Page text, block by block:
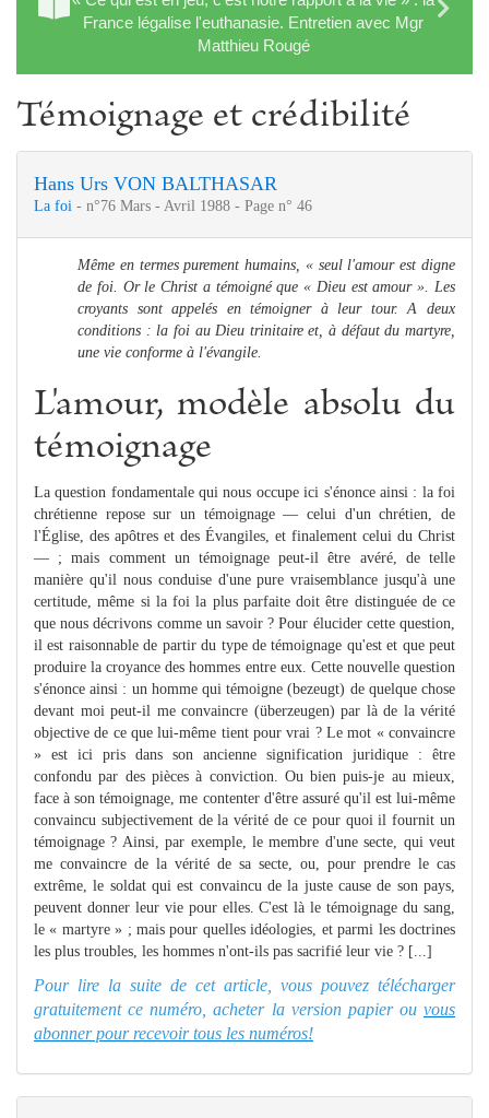
France légalise l'euthanasie. Entretien avec Mgr
Matthieu Rougé
Témoignage et crédibilité
Hans Urs VON BALTHASAR
La foi - n°76 Mars - Avril 1988 - Page n° 46
Même en termes purement humains, « seul l'amour est digne
de foi. Or le Christ a témoigné que « Dieu est amour ». Les
croyants sont appelés en témoigner à leur tour. A deux
conditions : la foi au Dieu trinitaire et, à défaut du martyre,
une vie conforme à l'évangile.
L'amour, modèle absolu du
témoignage
La question fondamentale qui nous occupe ici s'énonce ainsi : la foi
chrétienne repose sur un témoignage — celui d'un chrétien, de
l'Église, des apôtres et des Évangiles, et finalement celui du Christ
— ; mais comment un témoignage peut-il être avéré, de telle
manière qu'il nous conduise d'une pure vraisemblance jusqu'à une
certitude, même si la foi la plus parfaite doit être distinguée de ce
que nous décrivons comme un savoir ? Pour élucider cette question,
il est raisonnable de partir du type de témoignage qu'est et que peut
produire la croyance des hommes entre eux. Cette nouvelle question
s'énonce ainsi : un homme qui témoigne (bezeugt) de quelque chose
devant moi peut-il me convaincre (überzeugen) par là de la vérité
objective de ce que lui-même tient pour vrai ? Le mot « convaincre
» est ici pris dans son ancienne signification juridique : être
confondu par des pièces à conviction. Ou bien puis-je au mieux,
face à son témoignage, me contenter d'être assuré qu'il est lui-même
convaincu subjectivement de la vérité de ce pour quoi il fournit un
témoignage ? Ainsi, par exemple, le membre d'une secte, qui veut
me convaincre de la vérité de sa secte, ou, pour prendre le cas
extrême, le soldat qui est convaincu de la juste cause de son pays,
peuvent donner leur vie pour elles. C'est là le témoignage du sang,
le « martyre » ; mais pour quelles idéologies, et parmi les doctrines
les plus troubles, les hommes n'ont-ils pas sacrifié leur vie ? [...]
Pour lire la suite de cet article, vous pouvez télécharger
gratuitement ce numéro, acheter la version papier ou vous
abonner pour recevoir tous les numéros!